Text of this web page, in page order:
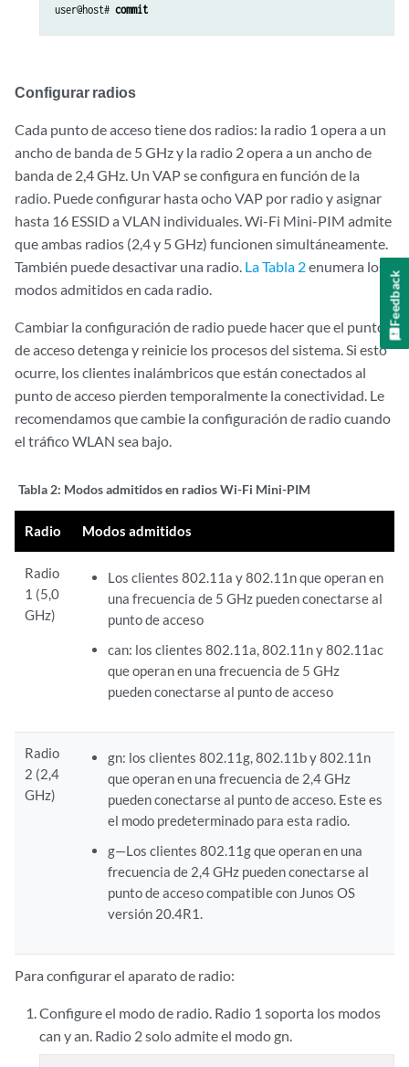
user@host# commit
Configurar radios
Cada punto de acceso tiene dos radios: la radio 1 opera a un
ancho de banda de 5 GHz y la radio 2 opera a un ancho de
banda de 2,4 GHz. Un VAP se configura en función de la
radio. Puede configurar hasta ocho VAP por radio y asignar
hasta 16 ESSID a VLAN individuales. Wi-Fi Mini-PIM admite
que ambas radios (2,4 y 5 GHz) funcionen simultáneamente.
También puede desactivar una radio. La Tabla 2enumera los
modos admitidos en cada radio.
Cambiar la configuración de radio puede hacer que el punto
de acceso detenga y reinicie los procesos del sistema. Si esto
ocurre, los clientes inalámbricos que están conectados al
punto de acceso pierden temporalmente la conectividad. Le
recomendamos que cambie la configuración de radio cuando
el tráfico WLAN sea bajo.
Tabla 2: Modos admitidos en radios Wi-Fi Mini-PIM
Radio Modos admitidos
Radio
1 (5,0
GHz)
Los clientes 802.11a y 802.11n que operan en
una frecuencia de 5 GHz pueden conectarse al
punto de acceso
can: los clientes 802.11a, 802.11n y 802.11ac
que operan en una frecuencia de 5 GHz
pueden conectarse al punto de acceso
Radio
2 (2,4
GHz)
gn: los clientes 802.11g, 802.11b y 802.11n
que operan en una frecuencia de 2,4 GHz
pueden conectarse al punto de acceso. Este es
el modo predeterminado para esta radio.
g—Los clientes 802.11g que operan en una
frecuencia de 2,4 GHz pueden conectarse al
punto de acceso compatible con Junos OS
versión 20.4R1.
Para configurar el aparato de radio:
Configure el modo de radio. Radio 1 soporta los modos
can y an. Radio 2 solo admite el modo gn.
Feedback